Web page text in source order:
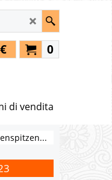
0
€
di vendita